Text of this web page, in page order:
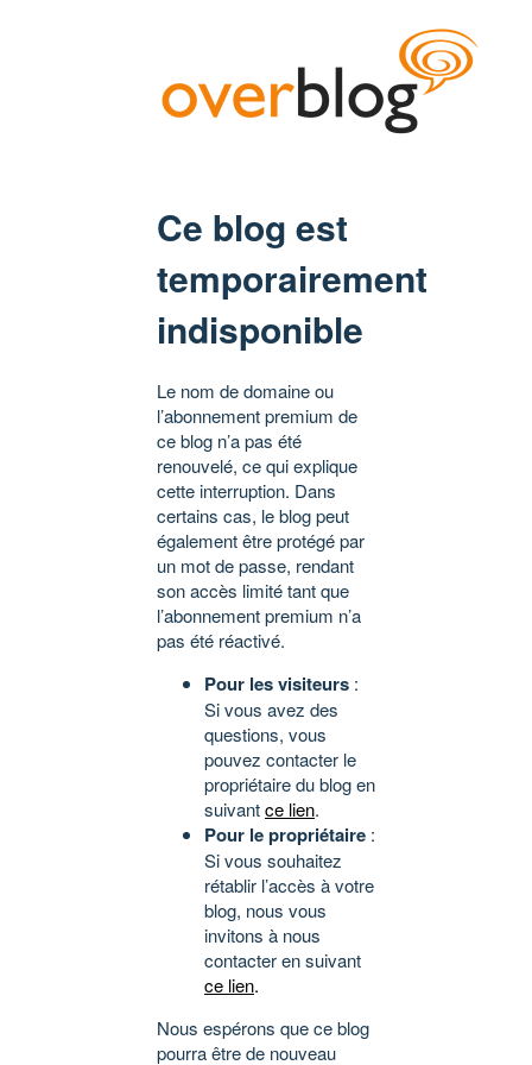
Ce blog est
temporairement
indisponible
Le nom de domaine ou
l’abonnement premium de
ce blog n’a pas été
renouvelé, ce qui explique
cette interruption. Dans
certains cas, le blog peut
également être protégé par
un mot de passe, rendant
son accès limité tant que
l’abonnement premium n’a
pas été réactivé.
Pour les visiteurs :
Si vous avez des
questions, vous
pouvez contacter le
propriétaire du blog en
suivantce lien.
Pour le propriétaire :
Si vous souhaitez
rétablir l’accès à votre
blog, nous vous
invitons à nous
contacter en suivant
ce lien.
Nous espérons que ce blog
pourra être de nouveau